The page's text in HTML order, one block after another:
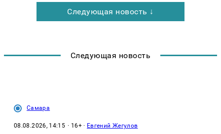
Следующая новость ↓
Следующая новость
Самара
08.08.2026, 14:15 · 16+ · Евгений Жегулов